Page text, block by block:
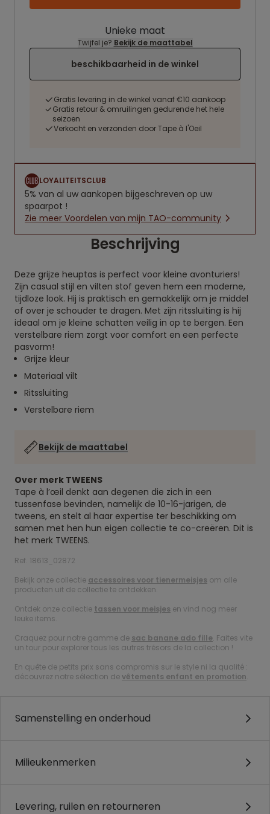
Unieke maat
Twijfel je? Bekijk de maattabel
beschikbaarheid in de winkel
Gratis levering in de winkel vanaf €10 aankoop
Gratis retour & omruilingen gedurende het hele
seizoen
Verkocht en verzonden door Tape à l'Oeil
LOYALITEITSCLUB
5% van al uw aankopen bijgeschreven op uw
spaarpot !
Zie meer Voordelen van mijn TAO-community
Beschrijving
Deze grijze heuptas is perfect voor kleine avonturiers!
Zijn casual stijl en vilten stof geven hem een moderne,
tijdloze look. Hij is praktisch en gemakkelijk om je middel
of over je schouder te dragen. Met zijn ritssluiting is hij
ideaal om je kleine schatten veilig in op te bergen. Een
verstelbare riem zorgt voor comfort en een perfecte
pasvorm!
Grijze kleur
Materiaal vilt
Ritssluiting
Verstelbare riem
Bekijk de maattabel
Over merk TWEENS
Tape à l’œil denkt aan degenen die zich in een
tussenfase bevinden, namelijk de 10-16-jarigen, de
tweens, en stelt al haar expertise ter beschikking om
samen met hen hun eigen collectie te co-creëren. Dit is
het merk TWEENS.
Ref. 18613_02872
Bekijk onze collectie accessoires voor tienermeisjes om alle
producten uit de collectie te ontdekken.
Ontdek onze collectie tassen voor meisjes en vind nog meer
leuke items.
Craquez pour notre gamme de sac banane ado fille. Faites vite
un tour pour explorer tous les autres trésors de la collection !
En quête de petits prix sans compromis sur le style ni la qualité :
découvrez notre sélection devêtements enfant en promotion.
Samenstelling en onderhoud
Milieukenmerken
Levering, ruilen en retourneren